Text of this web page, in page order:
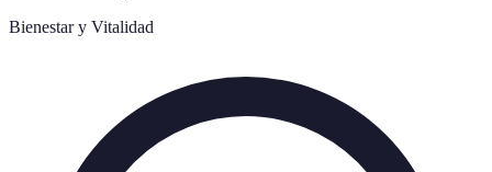
Bienestar y Vitalidad